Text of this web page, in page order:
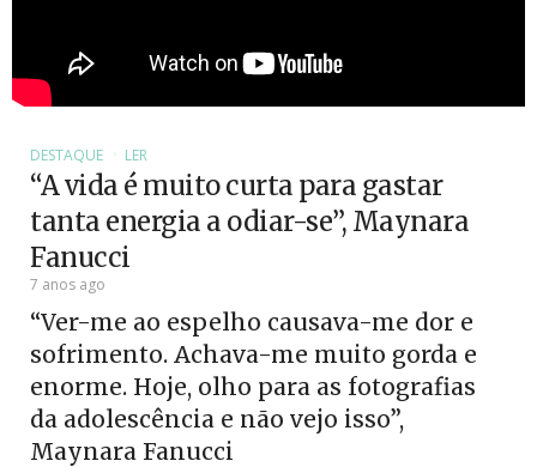
DESTAQUE LER
“A vida é muito curta para gastar
tanta energia a odiar-se”, Maynara
Fanucci
7 anos ago
“Ver-me ao espelho causava-me dor e
sofrimento. Achava-me muito gorda e
enorme. Hoje, olho para as fotografias
da adolescência e não vejo isso”,
Maynara Fanucci